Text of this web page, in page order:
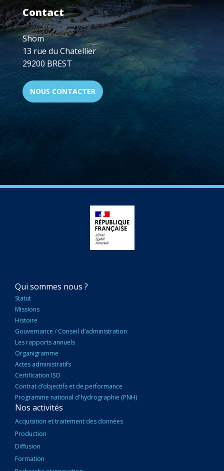
Contact
Shom
13 rue du Chatellier
29200 BREST
NOUS CONTACTER
NAVIGATION
PRINCIPALE
Qui sommes nous ?
Statut
Missions
Histoire
Gouvernance / Conseil d’administration
Les rapports annuels
Organigramme
Actes administratifs
Certification ISO
Contrat d’objectifs et de performance
Programme national d'hydrographie (PNH)
Nos activités
Acquisition et traitement des données
Production
Diffusion
Formation